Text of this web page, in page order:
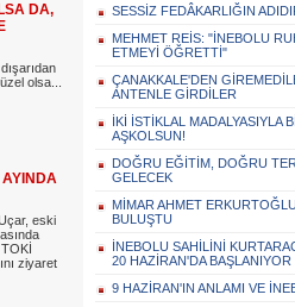
DA,
olsa...
AYINDA
eski
ziyaret
SESSİZ FEDÂKARLIĞIN
MEHMET REİS: "İNEBOLU
ETMEYİ ÖĞRETTİ"
ÇANAKKALE'DEN
ANTENLE GİRDİLER
İKİ İSTİKLAL MADALYASIYLA
AŞKOLSUN!
DOĞRU EĞİTİM, DOĞRU
GELECEK
MİMAR AHMET
BULUŞTU
İNEBOLU SAHİLİNİ
20 HAZİRAN'DA BAŞLANIYOR
9 HAZİRAN'IN ANLAMI VE